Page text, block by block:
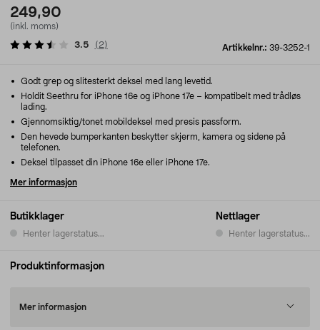
249,90
(inkl. moms)
Artikkelnr.: 39-3252-1
3.5 ( 2)
Butikklager
Henter lagerstatus...
Nettlager
Henter lagerstatus...
Godt grep og slitesterkt deksel med lang levetid.
Holdit Seethru for iPhone 16e og iPhone 17e – kompatibelt med trådløs
lading.
Gjennomsiktig/tonet mobildeksel med presis passform.
Den hevede bumperkanten beskytter skjerm, kamera og sidene på
telefonen.
Deksel tilpasset din iPhone 16e eller iPhone 17e.
Mer informasjon
Produktinformasjon
Mer informasjon